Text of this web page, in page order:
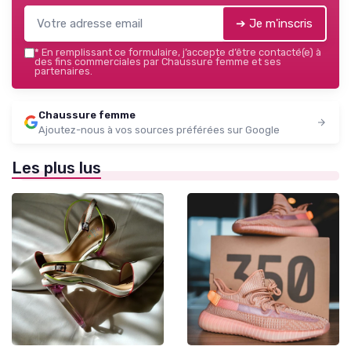
➔ Je m'inscris
* En remplissant ce formulaire, j’accepte d’être contacté(e) à
des fins commerciales par Chaussure femme et ses
partenaires.
Chaussure femme
Ajoutez-nous à vos sources préférées sur Google
Les plus lus